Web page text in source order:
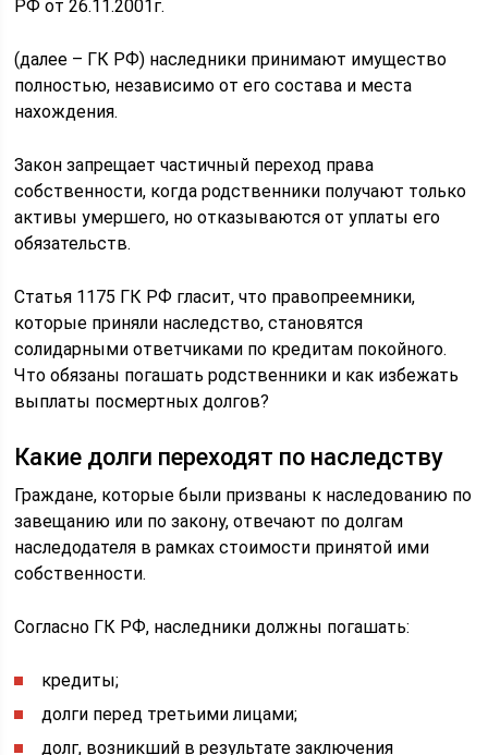
РФ от 26.11.2001г.
(далее – ГК РФ) наследники принимают имущество
полностью, независимо от его состава и места
нахождения.
Закон запрещает частичный переход права
собственности, когда родственники получают только
активы умершего, но отказываются от уплаты его
обязательств.
Статья 1175 ГК РФ гласит, что правопреемники,
которые приняли наследство, становятся
солидарными ответчиками по кредитам покойного.
Что обязаны погашать родственники и как избежать
выплаты посмертных долгов?
Какие долги переходят по наследству
Граждане, которые были призваны к наследованию по
завещанию или по закону, отвечают по долгам
наследодателя в рамках стоимости принятой ими
собственности.
Согласно ГК РФ, наследники должны погашать:
кредиты;
долги перед третьими лицами;
долг, возникший в результате заключения